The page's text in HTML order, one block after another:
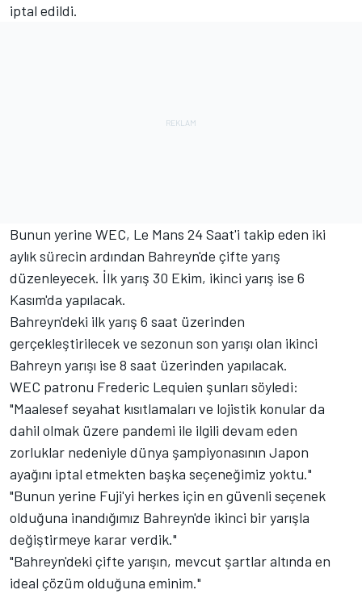
iptal edildi.
Bunun yerine WEC, Le Mans 24 Saat'i takip eden iki
aylık sürecin ardından Bahreyn'de çifte yarış
düzenleyecek. İlk yarış 30 Ekim, ikinci yarış ise 6
Kasım'da yapılacak.
Bahreyn'deki ilk yarış 6 saat üzerinden
gerçekleştirilecek ve sezonun son yarışı olan ikinci
Bahreyn yarışı ise 8 saat üzerinden yapılacak.
WEC patronu Frederic Lequien şunları söyledi:
"Maalesef seyahat kısıtlamaları ve lojistik konular da
dahil olmak üzere pandemi ile ilgili devam eden
zorluklar nedeniyle dünya şampiyonasının Japon
ayağını iptal etmekten başka seçeneğimiz yoktu."
"Bunun yerine Fuji'yi herkes için en güvenli seçenek
olduğuna inandığımız Bahreyn'de ikinci bir yarışla
değiştirmeye karar verdik."
"Bahreyn'deki çifte yarışın, mevcut şartlar altında en
ideal çözüm olduğuna eminim."